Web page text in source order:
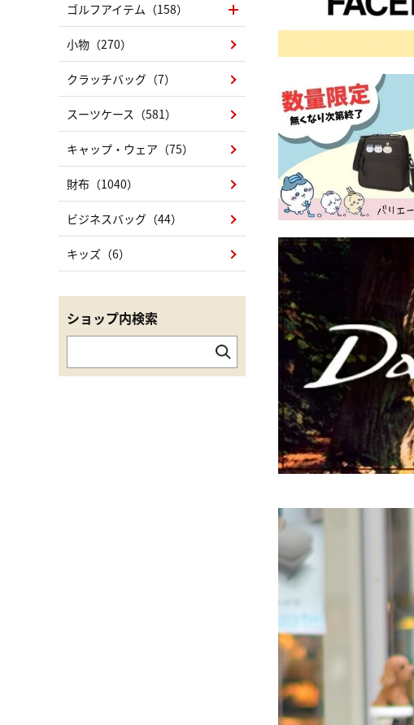
ゴルフアイテム（158）
小物（270）
クラッチバッグ（7）
スーツケース（581）
キャップ・ウェア（75）
財布（1040）
ビジネスバッグ（44）
キッズ（6）
ショップ内検索